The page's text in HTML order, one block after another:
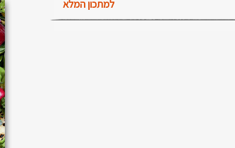
למתכון המלא